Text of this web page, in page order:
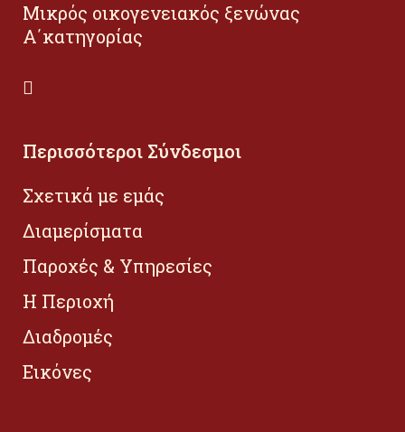
Μικρός οικογενειακός ξενώνας
Α΄κατηγορίας
Περισσότεροι Σύνδεσμοι
Σχετικά με εμάς
Διαμερίσματα
Παροχές & Υπηρεσίες
Η Περιοχή
Διαδρομές
Εικόνες